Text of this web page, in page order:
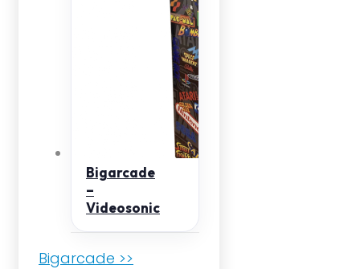
Bigarcade
–
Videosonic
Bigarcade >>